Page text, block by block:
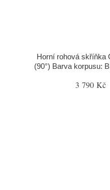
Horní rohová skříňka
(90°) Barva korpusu:
3 790 Kč